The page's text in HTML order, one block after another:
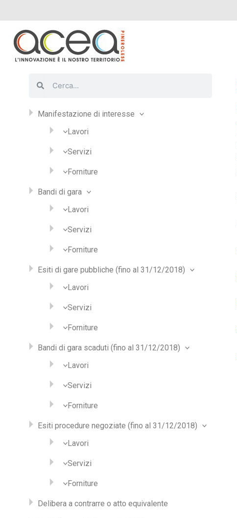
al
contenuto
Manifestazione di interesse
Lavori
Servizi
Forniture
Bandi di gara
Lavori
Servizi
Forniture
Esiti di gare pubbliche (fino al 31/12/2018)
Lavori
Servizi
Forniture
Bandi di gara scaduti (fino al 31/12/2018)
Lavori
Servizi
Forniture
Esiti procedure negoziate (fino al 31/12/2018)
Lavori
Servizi
Forniture
Delibera a contrarre o atto equivalente